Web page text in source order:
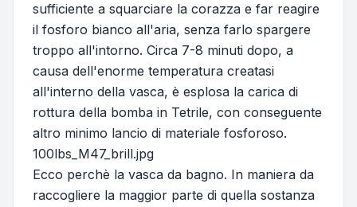
sufficiente a squarciare la corazza e far reagire
il fosforo bianco all'aria, senza farlo spargere
troppo all'intorno. Circa 7-8 minuti dopo, a
causa dell'enorme temperatura creatasi
all'interno della vasca, è esplosa la carica di
rottura della bomba in Tetrile, con conseguente
altro minimo lancio di materiale fosforoso.
100lbs_M47_brill.jpg
Ecco perchè la vasca da bagno. In maniera da
raccogliere la maggior parte di quella sostanza